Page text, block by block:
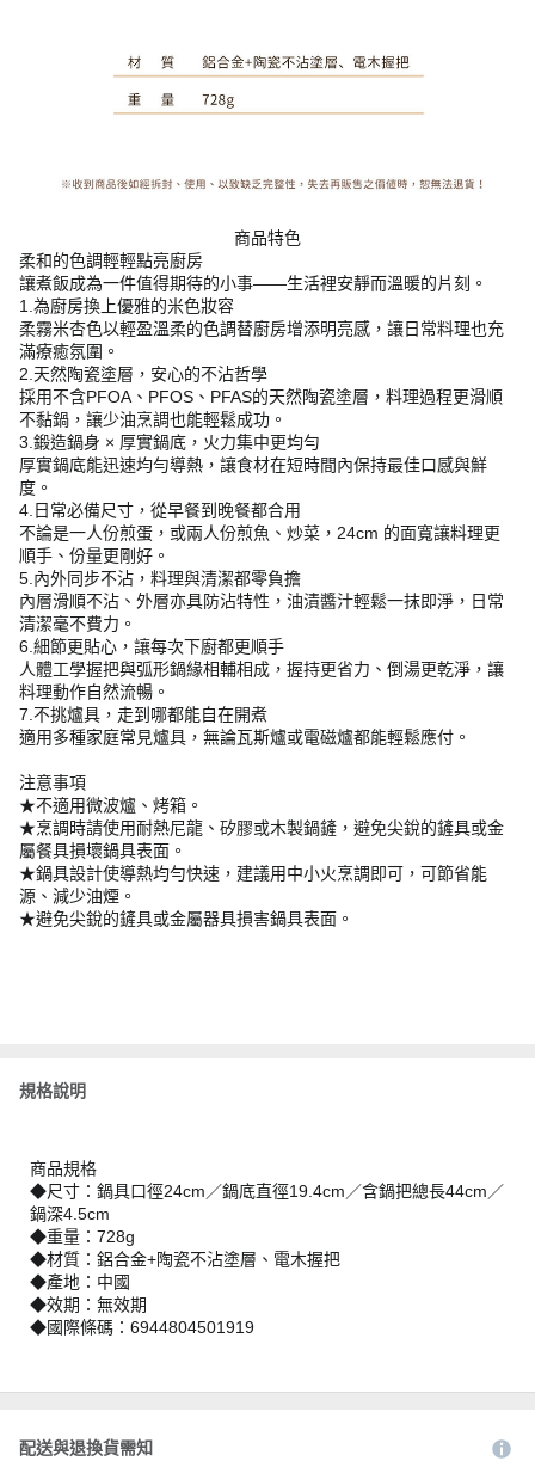
商品特色
柔和的色調輕輕點亮廚房
讓煮飯成為一件值得期待的小事——生活裡安靜而溫暖的片刻。
1.為廚房換上優雅的米色妝容
柔霧米杏色以輕盈溫柔的色調替廚房增添明亮感，讓日常料理也充
滿療癒氛圍。
2.天然陶瓷塗層，安心的不沾哲學
採用不含PFOA、PFOS、PFAS的天然陶瓷塗層，料理過程更滑順
不黏鍋，讓少油烹調也能輕鬆成功。
3.鍛造鍋身 × 厚實鍋底，火力集中更均勻
厚實鍋底能迅速均勻導熱，讓食材在短時間內保持最佳口感與鮮
度。
4.日常必備尺寸，從早餐到晚餐都合用
不論是一人份煎蛋，或兩人份煎魚、炒菜，24cm 的面寬讓料理更
順手、份量更剛好。
5.內外同步不沾，料理與清潔都零負擔
內層滑順不沾、外層亦具防沾特性，油漬醬汁輕鬆一抹即淨，日常
清潔毫不費力。
6.細節更貼心，讓每次下廚都更順手
人體工學握把與弧形鍋緣相輔相成，握持更省力、倒湯更乾淨，讓
料理動作自然流暢。
7.不挑爐具，走到哪都能自在開煮
適用多種家庭常見爐具，無論瓦斯爐或電磁爐都能輕鬆應付。
注意事項
★不適用微波爐、烤箱。
★烹調時請使用耐熱尼龍、矽膠或木製鍋鏟，避免尖銳的鏟具或金
屬餐具損壞鍋具表面。
★鍋具設計使導熱均勻快速，建議用中小火烹調即可，可節省能
源、減少油煙。
★避免尖銳的鏟具或金屬器具損害鍋具表面。
規格說明
商品規格
◆尺寸：鍋具口徑24cm／鍋底直徑19.4cm／含鍋把總長44cm／
鍋深4.5cm
◆重量：728g
◆材質：鋁合金+陶瓷不沾塗層、電木握把​
◆產地：中國
◆效期：無效期
◆國際條碼：6944804501919
配送與退換貨需知